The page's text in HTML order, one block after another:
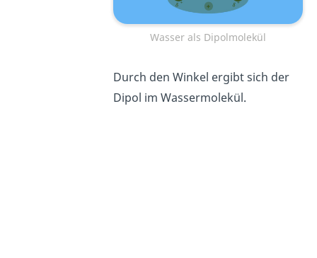
Wasser als Dipolmolekül
Durch den Winkel ergibt sich der
Dipol im Wassermolekül.